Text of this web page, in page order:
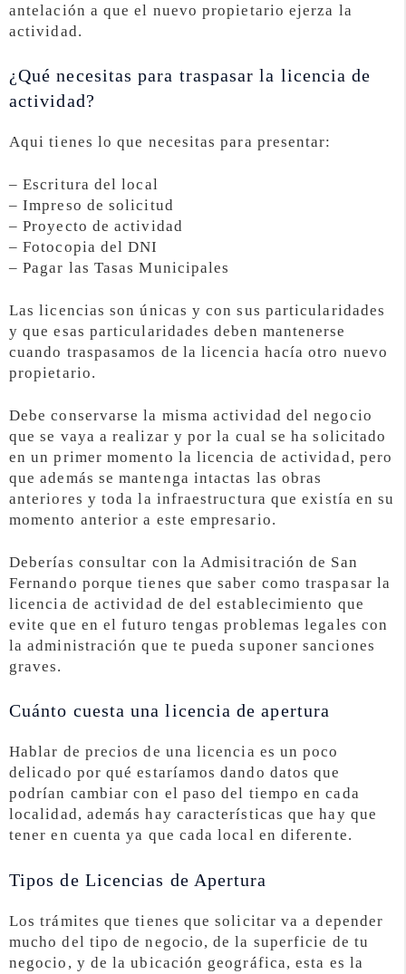
antelación a que el nuevo propietario ejerza la
actividad.
¿Qué necesitas para traspasar la licencia de
actividad?
Aqui tienes lo que necesitas para presentar:
– Escritura del local
– Impreso de solicitud
– Proyecto de actividad
– Fotocopia del DNI
– Pagar las Tasas Municipales
Las licencias son únicas y con sus particularidades
y que esas particularidades deben mantenerse
cuando traspasamos de la licencia hacía otro nuevo
propietario.
Debe conservarse la misma actividad del negocio
que se vaya a realizar y por la cual se ha solicitado
en un primer momento la licencia de actividad, pero
que además se mantenga intactas las obras
anteriores y toda la infraestructura que existía en su
momento anterior a este empresario.
Deberías consultar con la Admisitración de San
Fernando porque tienes que saber como traspasar la
licencia de actividad de del establecimiento que
evite que en el futuro tengas problemas legales con
la administración que te pueda suponer sanciones
graves.
Cuánto cuesta una licencia de apertura
Hablar de precios de una licencia es un poco
delicado por qué estaríamos dando datos que
podrían cambiar con el paso del tiempo en cada
localidad, además hay características que hay que
tener en cuenta ya que cada local en diferente.
Tipos de Licencias de Apertura
Los trámites que tienes que solicitar va a depender
mucho del tipo de negocio, de la superficie de tu
negocio, y de la ubicación geográfica, esta es la